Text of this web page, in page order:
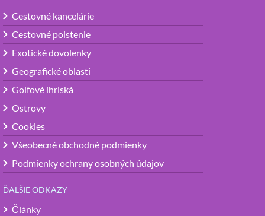
Cestovné kancelárie
Cestovné poistenie
Exotické dovolenky
Geografické oblasti
Golfové ihriská
Ostrovy
Cookies
Všeobecné obchodné podmienky
Podmienky ochrany osobných údajov
ĎALŠIE ODKAZY
Články